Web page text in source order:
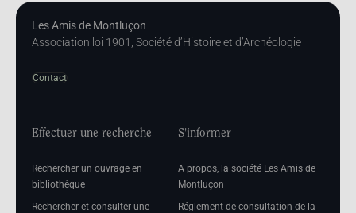
Les Amis de Montluçon
Association loi 1901, Société d’Histoire et d’Archéologie
Contact
Effectuer une recherche
Rechercher un ouvrage en
bibliothèque
Rechercher et consulter une
S'informer
A propos, la société Les Amis de
Montluçon
Réglement de consultation de la